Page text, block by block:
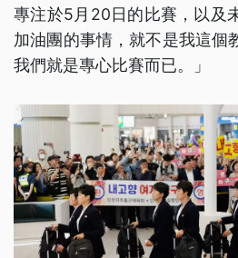
專注於5月20日的比賽，以及
加油團的事情，就不是我這個
我們就是專心比賽而已。」